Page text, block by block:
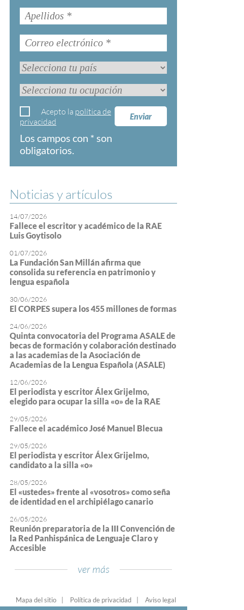
Enviar
Acepto la política de
privacidad
Los campos con * son
obligatorios.
Noticias y artículos
14/07/2026
Fallece el escritor y académico de la RAE
Luis Goytisolo
01/07/2026
La Fundación San Millán afirma que
consolida su referencia en patrimonio y
lengua española
30/06/2026
El CORPES supera los 455 millones de formas
24/06/2026
Quinta convocatoria del Programa ASALE de
becas de formación y colaboración destinado
a las academias de la Asociación de
Academias de la Lengua Española (ASALE)
12/06/2026
El periodista y escritor Álex Grijelmo,
elegido para ocupar la silla «o» de la RAE
29/05/2026
Fallece el académico José Manuel Blecua
29/05/2026
El periodista y escritor Álex Grijelmo,
candidato a la silla «o»
28/05/2026
El «ustedes» frente al «vosotros» como seña
de identidad en el archipiélago canario
26/05/2026
Reunión preparatoria de la III Convención de
la Red Panhispánica de Lenguaje Claro y
Accesible
ver más
Mapa del sitio Política de privacidad Aviso legal